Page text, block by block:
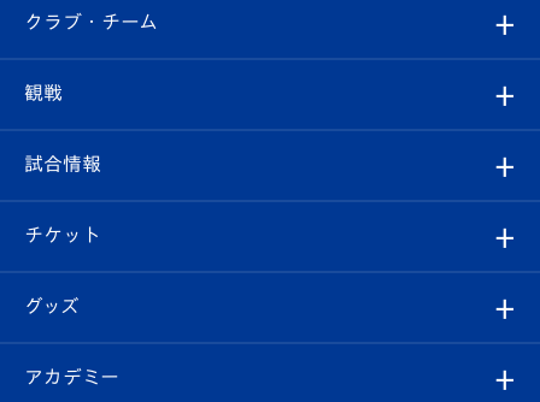
すべて
クラブ
試合情報
チケット
イベント
クラブ・チーム
クラブ概要
エンブレム紹介
スタッフプロフィール
観戦
観戦ルール
はじめての観戦ガイド
Revive Team
試合情報
試合日程/結果
フォトギャラリー
チケット
チケット
グッズ
オンラインショップ
アカデミー